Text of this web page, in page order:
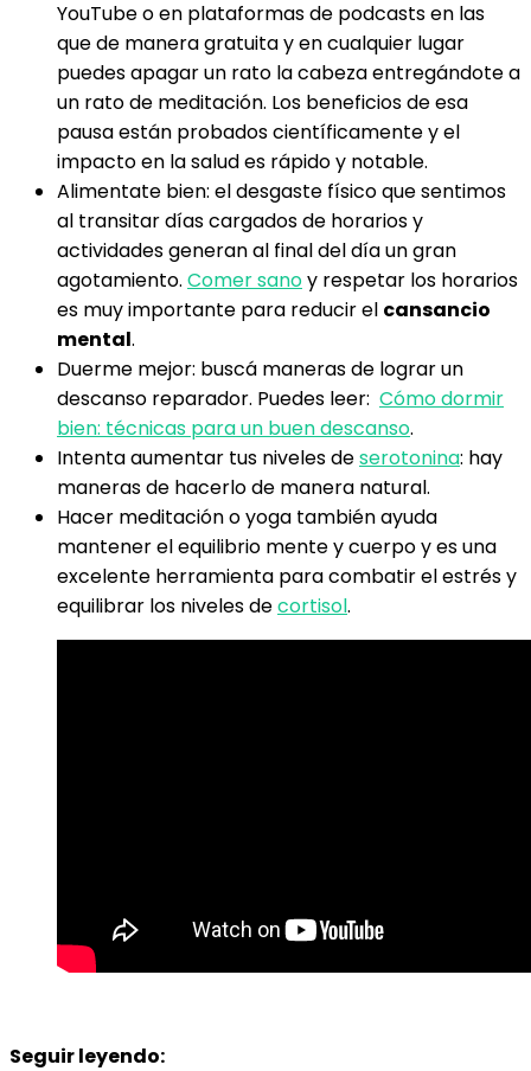
YouTube o en plataformas de podcasts en las
que de manera gratuita y en cualquier lugar
puedes apagar un rato la cabeza entregándote a
un rato de meditación. Los beneficios de esa
pausa están probados científicamente y el
impacto en la salud es rápido y notable.
Alimentate bien: el desgaste físico que sentimos
al transitar días cargados de horarios y
actividades generan al final del día un gran
agotamiento. Comer sanoy respetar los horarios
es muy importante para reducir el cansancio
mental.
Duerme mejor: buscá maneras de lograr un
descanso reparador. Puedes leer: Cómo dormir
bien: técnicas para un buen descanso.
Intenta aumentar tus niveles deserotonina: hay
maneras de hacerlo de manera natural.
Hacer meditación o yoga también ayuda
mantener el equilibrio mente y cuerpo y es una
excelente herramienta para combatir el estrés y
equilibrar los niveles decortisol.
Seguir leyendo: